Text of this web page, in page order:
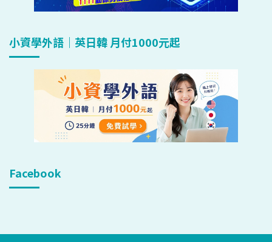
小資學外語｜英日韓 月付1000元起
Facebook